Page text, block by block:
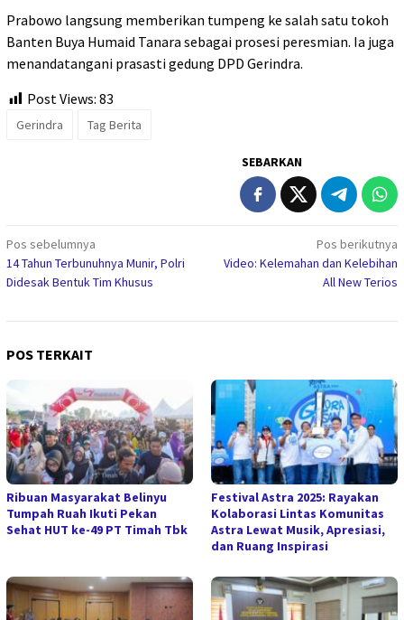
Prabowo langsung memberikan tumpeng ke salah satu tokoh
Banten Buya Humaid Tanara sebagai prosesi peresmian. Ia juga
menandatangani prasasti gedung DPD Gerindra.
Post Views: 83
Gerindra Tag Berita
SEBARKAN
Navigasi
pos
Pos sebelumnya
14 Tahun Terbunuhnya Munir, Polri
Didesak Bentuk Tim Khusus
Pos berikutnya
Video: Kelemahan dan Kelebihan
All New Terios
POS TERKAIT
Ribuan Masyarakat Belinyu
Tumpah Ruah Ikuti Pekan
Sehat HUT ke-49 PT Timah Tbk
Festival Astra 2025: Rayakan
Kolaborasi Lintas Komunitas
Astra Lewat Musik, Apresiasi,
dan Ruang Inspirasi